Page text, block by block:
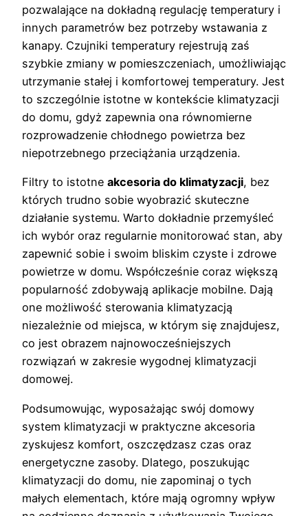
pozwalające na dokładną regulację temperatury i
innych parametrów bez potrzeby wstawania z
kanapy. Czujniki temperatury rejestrują zaś
szybkie zmiany w pomieszczeniach, umożliwiając
utrzymanie stałej i komfortowej temperatury. Jest
to szczególnie istotne w kontekście klimatyzacji
do domu, gdyż zapewnia ona równomierne
rozprowadzenie chłodnego powietrza bez
niepotrzebnego przeciążania urządzenia.
Filtry to istotne akcesoria do klimatyzacji, bez
których trudno sobie wyobrazić skuteczne
działanie systemu. Warto dokładnie przemyśleć
ich wybór oraz regularnie monitorować stan, aby
zapewnić sobie i swoim bliskim czyste i zdrowe
powietrze w domu. Współcześnie coraz większą
popularność zdobywają aplikacje mobilne. Dają
one możliwość sterowania klimatyzacją
niezależnie od miejsca, w którym się znajdujesz,
co jest obrazem najnowocześniejszych
rozwiązań w zakresie wygodnej klimatyzacji
domowej.
Podsumowując, wyposażając swój domowy
system klimatyzacji w praktyczne akcesoria
zyskujesz komfort, oszczędzasz czas oraz
energetyczne zasoby. Dlatego, poszukując
klimatyzacji do domu, nie zapominaj o tych
małych elementach, które mają ogromny wpływ